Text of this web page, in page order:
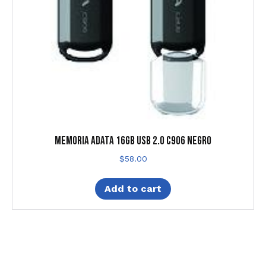
MEMORIA ADATA 16GB USB 2.0 C906 NEGRO
$58.00
Add to cart